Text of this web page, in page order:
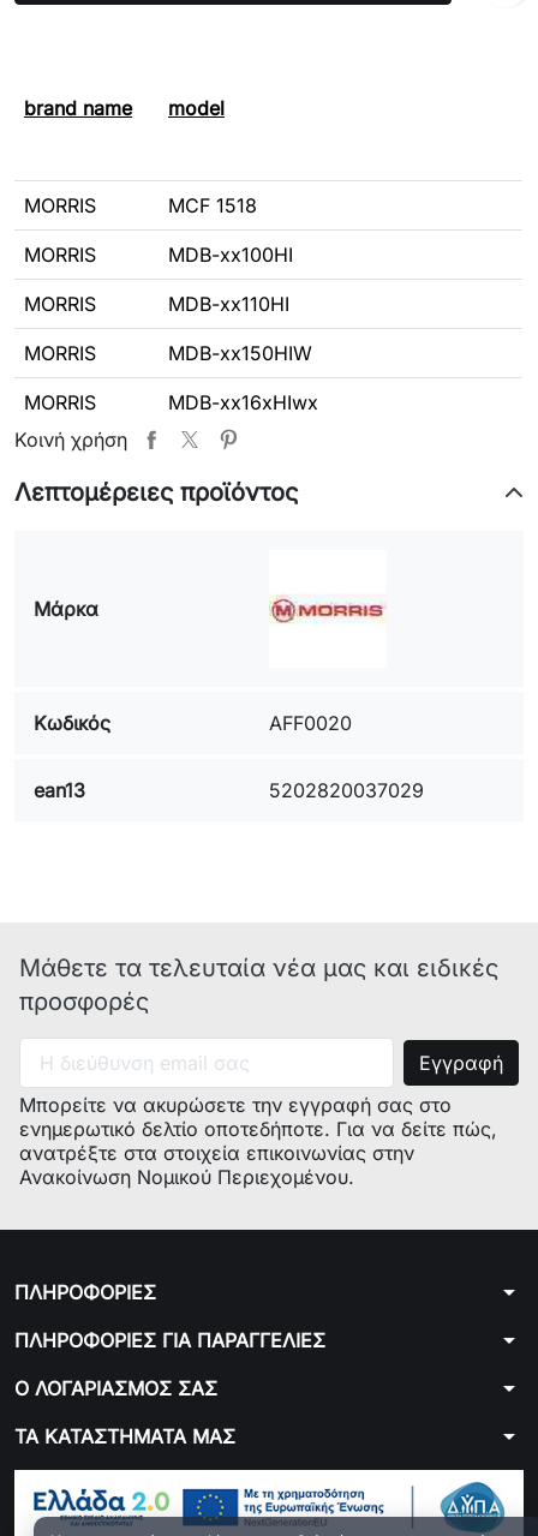
brand name model
MORRIS MCF 1518
MORRIS MDB-xx100HI
MORRIS MDB-xx110HI
MORRIS MDB-xx150HIW
MORRIS
MDB-xx16xHIwx
Κοινή χρήση
Λεπτομέρειες προϊόντος
Μάρκα
Κωδικός AFF0020
ean13 5202820037029
Μάθετε τα τελευταία νέα μας και ειδικές
προσφορές
Μπορείτε να ακυρώσετε την εγγραφή σας στο
ενημερωτικό δελτίο οποτεδήποτε. Για να δείτε πώς,
ανατρέξτε στα στοιχεία επικοινωνίας στην
Ανακοίνωση Νομικού Περιεχομένου.
ΠΛΗΡΟΦΟΡΙΕΣ arrow_drop_down
ΠΛΗΡΟΦΟΡΙΕΣ ΓΙΑ ΠΑΡΑΓΓΕΛΙΕΣ arrow_drop_down
Ο ΛΟΓΑΡΙΑΣΜΟΣ ΣΑΣ arrow_drop_down
ΤΑ ΚΑΤΑΣΤΗΜΑΤΑ ΜΑΣ arrow_drop_down